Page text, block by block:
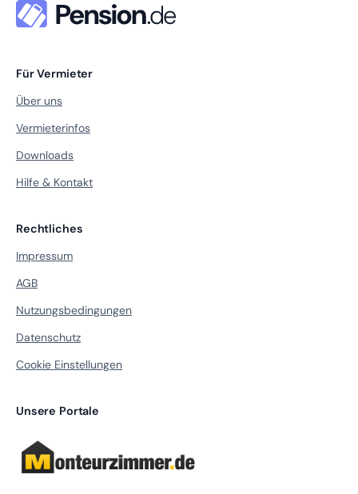
Für Vermieter
Über uns
Vermieterinfos
Downloads
Hilfe & Kontakt
Rechtliches
Impressum
AGB
Nutzungsbedingungen
Datenschutz
Cookie Einstellungen
Unsere Portale